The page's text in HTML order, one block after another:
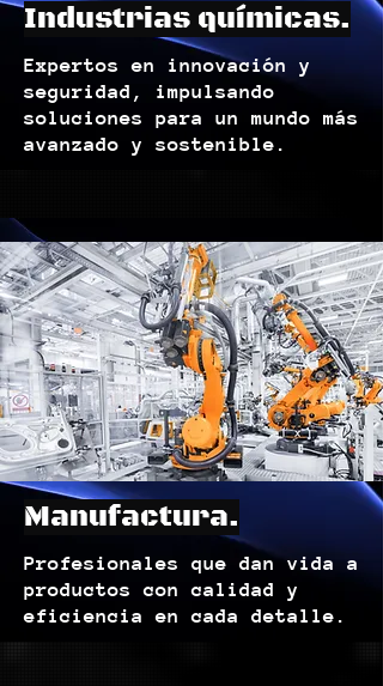
Industrias químicas.
Expertos en innovación y
seguridad, impulsando
soluciones para un mundo más
avanzado y sostenible.
Manufactura.
Profesionales que dan vida a
productos con calidad y
eficiencia en cada detalle.